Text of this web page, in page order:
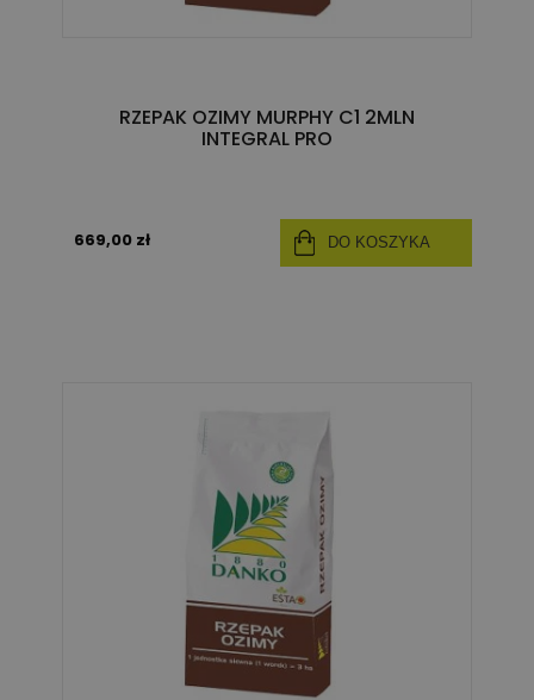
RZEPAK OZIMY MURPHY C1 2MLN
INTEGRAL PRO
669,00 zł DO KOSZYKA